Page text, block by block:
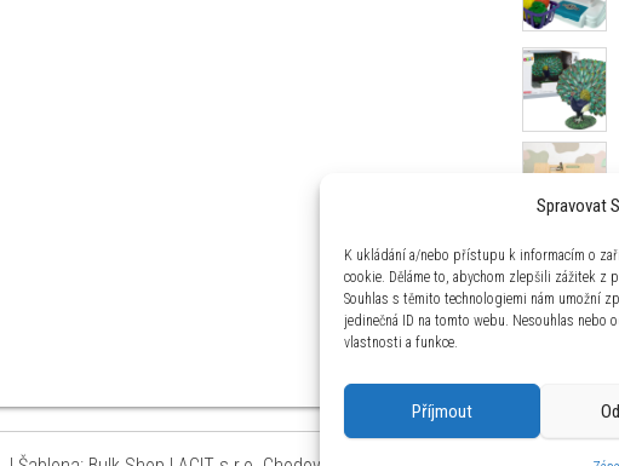
Spravovat
K ukládání a/nebo přístupu k informacím o
cookie. Děláme to, abychom zlepšili zážitek z
Souhlas s těmito technologiemi nám umožní
jedinečná ID na tomto webu. Nesouhlas nebo
vlastnosti a funkce.
Příjmout
17 990Kč